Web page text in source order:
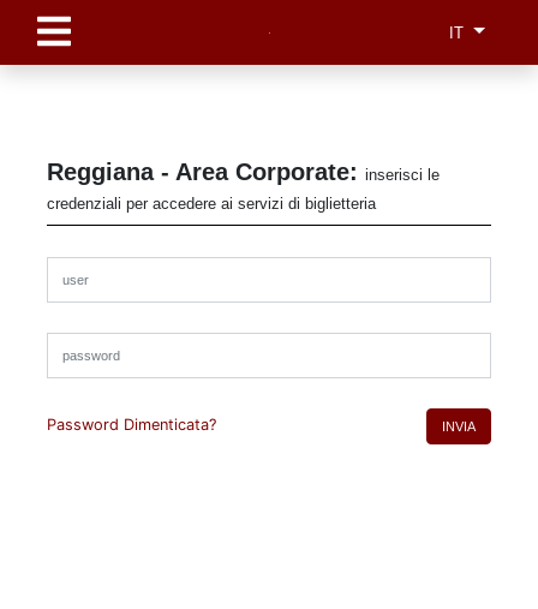
IT
Reggiana - Area Corporate: inserisci le
credenziali per accedere ai servizi di biglietteria
Password Dimenticata?